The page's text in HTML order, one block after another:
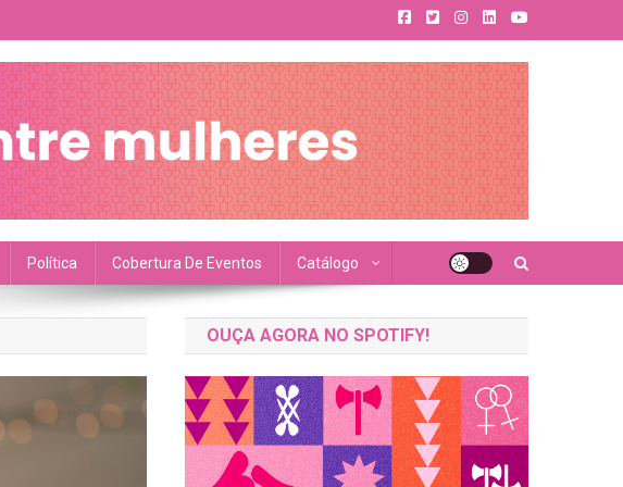
Política Cobertura De Eventos Catálogo
OUÇA AGORA NO SPOTIFY!